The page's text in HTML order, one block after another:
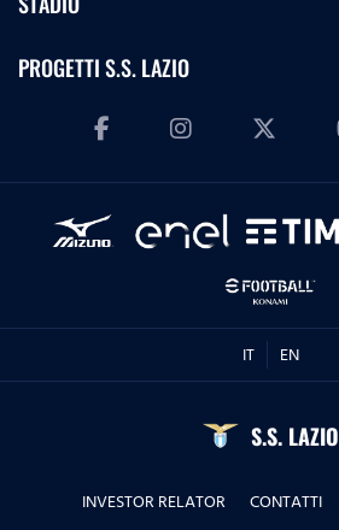
PROGETTI S.S. LAZIO
IT EN
S.S. LAZIO
INVESTOR RELATOR CONTATTI